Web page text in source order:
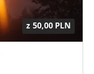
z 50,00 PLN